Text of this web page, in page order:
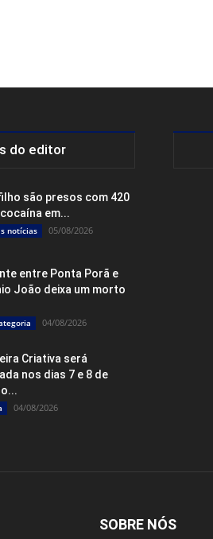
do editor
são presos com 420
em...
notícias 05/08/2026
entre Ponta Porã e
João deixa um morto
04/08/2026
Criativa será
nos dias 7 e 8 de
04/08/2026
SOBRE NÓS